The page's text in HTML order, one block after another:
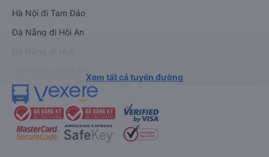
Hà Nội đi Tam Đảo
Đà Nẵng đi Hội An
Xem tất cả tuyến đường